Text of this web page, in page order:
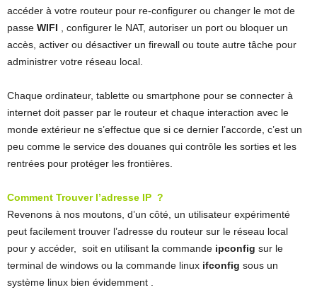
accéder à votre routeur pour re-configurer ou changer le mot de
passe WIFI , configurer le NAT, autoriser un port ou bloquer un
accès, activer ou désactiver un firewall ou toute autre tâche pour
administrer votre réseau local.
Chaque ordinateur, tablette ou smartphone pour se connecter à
internet doit passer par le routeur et chaque interaction avec le
monde extérieur ne s’effectue que si ce dernier l’accorde, c’est un
peu comme le service des douanes qui contrôle les sorties et les
rentrées pour protéger les frontières.
Comment Trouver l’adresse IP ?
Revenons à nos moutons, d’un côté, un utilisateur expérimenté
peut facilement trouver l’adresse du routeur sur le réseau local
pour y accéder, soit en utilisant la commande ipconfig sur le
terminal de windows ou la commande linux ifconfig sous un
système linux bien évidemment .